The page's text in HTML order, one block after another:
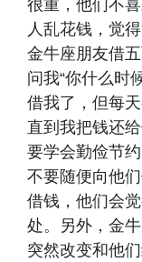
很重，他们不
人乱花钱，觉
金牛座朋友借
问我“你什么时
借我了，但每
直到我把钱还
要学会勤俭节
不要随便向他
借钱，他们会
处。另外，金
突然改变和他